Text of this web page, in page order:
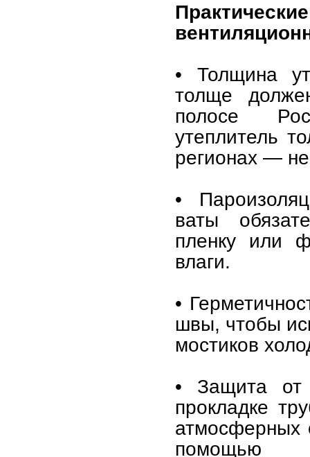
• Толщина
толще
полосе
утеплитель
регионах —
•
ваты
пленку или
влаги.
•
швы, чтобы
мостиков
• Защита от
прокладке
атмосферных
помощью